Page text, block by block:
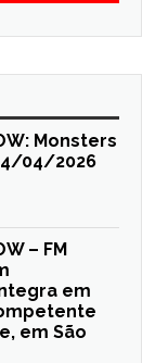
Monsters
04/2026
– FM
em
em São